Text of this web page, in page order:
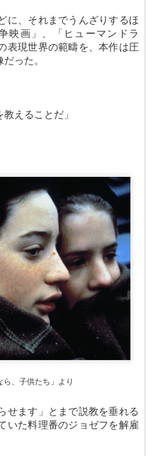
に、それまでうんざりするほ
映画」、「ヒューマンドラ
表現世界の範疇を、本作は圧
った。
えることだ」
ら、子供たち」より
せます」とまで説教を垂れる
いた料理番のジョゼフを解雇